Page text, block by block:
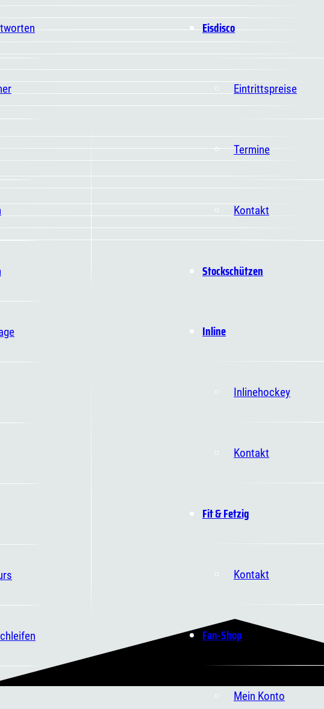
Eisdisco
Eintrittspreise
Termine
Kontakt
Stockschützen
Inline
Inlinehockey
Kontakt
Fit & Fetzig
Kontakt
Fan-Shop
Mein Konto